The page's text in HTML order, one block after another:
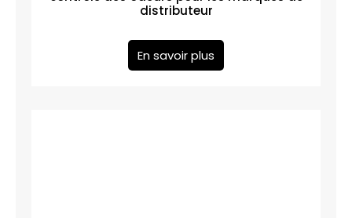
distributeur
En savoir plus